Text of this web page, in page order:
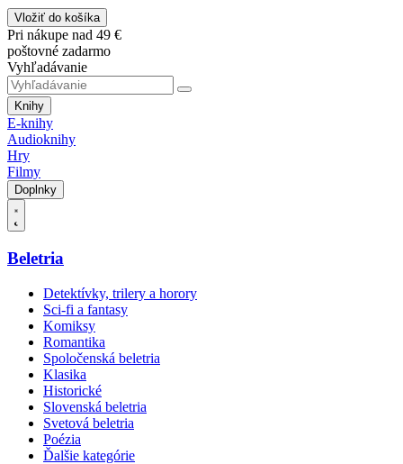
Vložiť do košíka
Pri nákupe nad 49 €
poštovné zadarmo
Vyhľadávanie
Knihy
E-knihy
Audioknihy
Hry
Filmy
Doplnky
Beletria
Detektívky, trilery a horory
Sci-fi a fantasy
Komiksy
Romantika
Spoločenská beletria
Klasika
Historické
Slovenská beletria
Svetová beletria
Poézia
Ďalšie kategórie